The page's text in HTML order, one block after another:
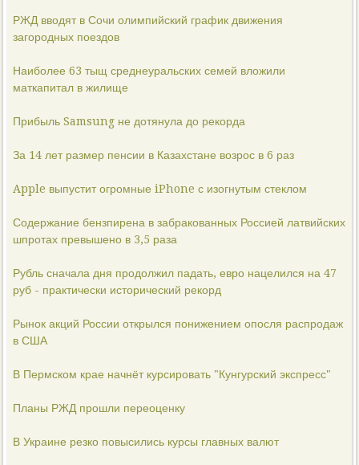
РЖД вводят в Сочи олимпийский график движения
загородных поездов
Наиболее 63 тыщ среднеуральских семей вложили
маткапитал в жилище
Прибыль Samsung не дотянула до рекорда
За 14 лет размер пенсии в Казахстане возрос в 6 раз
Apple выпустит огромные iPhone с изогнутым стеклом
Содержание бензпирена в забракованных Россией латвийских
шпротах превышено в 3,5 раза
Рубль сначала дня продолжил падать, евро нацелился на 47
руб - практически исторический рекорд
Рынок акций России открылся понижением опосля распродаж
в США
В Пермском крае начнёт курсировать "Кунгурский экспресс"
Планы РЖД прошли переоценку
В Украине резко повысились курсы главных валют